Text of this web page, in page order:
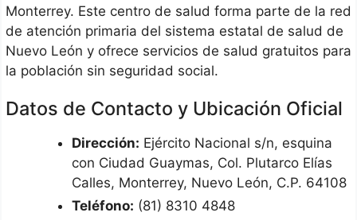
Monterrey. Este centro de salud forma parte de la red
de atención primaria del sistema estatal de salud de
Nuevo León y ofrece servicios de salud gratuitos para
la población sin seguridad social.
Datos de Contacto y Ubicación Oficial
Dirección: Ejército Nacional s/n, esquina
con Ciudad Guaymas, Col. Plutarco Elías
Calles, Monterrey, Nuevo León, C.P. 64108
Teléfono: (81) 8310 4848